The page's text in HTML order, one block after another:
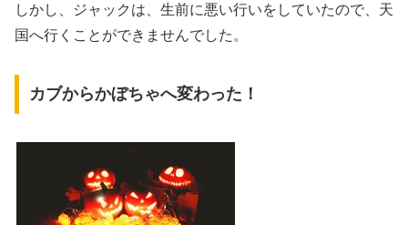
しかし、ジャックは、生前に悪い行いをしていたので、天
国へ行くことができませんでした。
カブからかぼちゃへ変わった！